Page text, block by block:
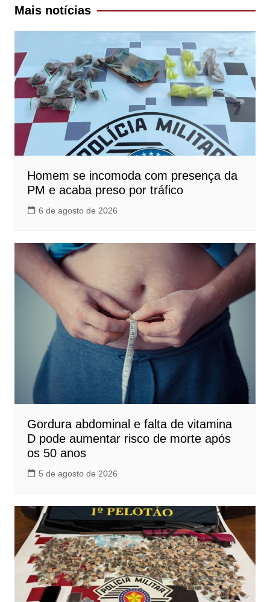
Post
Mais notícias
Homem se incomoda com presença da
PM e acaba preso por tráfico
6 de agosto de 2026
Gordura abdominal e falta de vitamina
D pode aumentar risco de morte após
os 50 anos
5 de agosto de 2026